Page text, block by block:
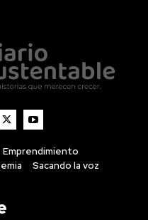
Emprendimiento
Sacando la voz